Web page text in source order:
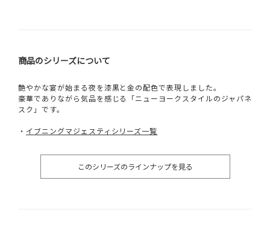
商品のシリーズについて
艶やかな宴が始まる夜を漆黒と金の配色で表現しました。
豪華でありながら気品を感じる「ニューヨークスタイルのジャパネ
スク」です。
・ イブニングマジェスティシリーズ一覧
このシリーズのラインナップを見る